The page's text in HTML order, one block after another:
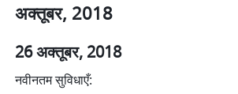
अक्तूबर, 2018
26 अक्तूबर, 2018
नवीनतम सुविधाएँ: